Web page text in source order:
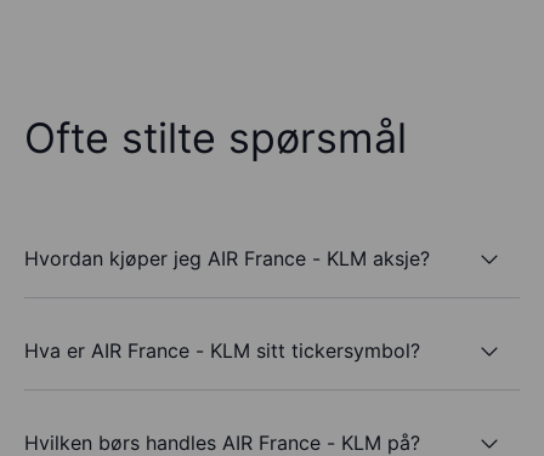
Ofte stilte spørsmål
Hvordan kjøper jeg AIR France - KLM aksje?
Hva er AIR France - KLM sitt tickersymbol?
Hvilken børs handles AIR France - KLM på?